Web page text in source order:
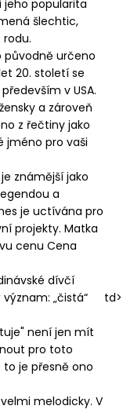
jeho popularita
šlechtic,
původně určeno
20. století se
v USA.
a zároveň
z řečtiny jako
jméno pro vaši
známější jako
a
je uctívána pro
projekty. Matka
cenu Cena
dívčí
„čistá“
td>
není jen mít
pro toto
je přesně ono
melodicky. V